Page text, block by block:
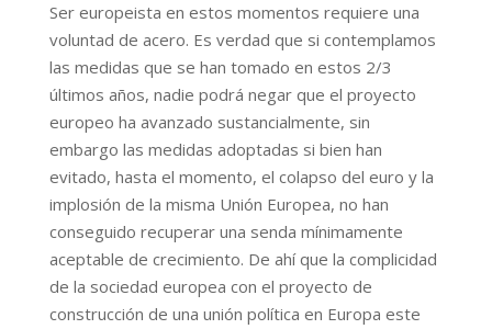
Ser europeista en estos momentos requiere una
voluntad de acero. Es verdad que si contemplamos
las medidas que se han tomado en estos 2/3
últimos años, nadie podrá negar que el proyecto
europeo ha avanzado sustancialmente, sin
embargo las medidas adoptadas si bien han
evitado, hasta el momento, el colapso del euro y la
implosión de la misma Unión Europea, no han
conseguido recuperar una senda mínimamente
aceptable de crecimiento. De ahí que la complicidad
de la sociedad europea con el proyecto de
construcción de una unión política en Europa este